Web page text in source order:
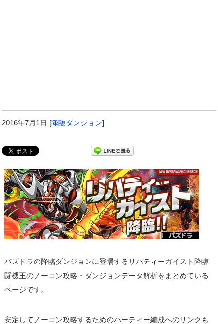
2016年7月1日 [降臨ダンジョン]
パズドラの降臨ダンジョンに登場するリバティーガイスト降臨
闘機王のノーコン攻略・ダンジョンデータ解析をまとめている
ページです。
安定してノーコン攻略するためのパーティー編成へのリンクも